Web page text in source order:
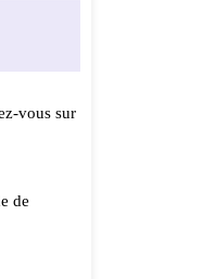
vous sur
de